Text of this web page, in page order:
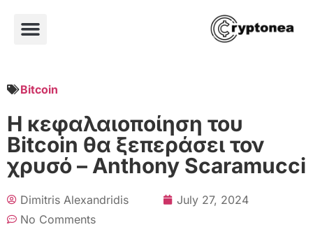
Bitcoin
Η κεφαλαιοποίηση του
Bitcoin θα ξεπεράσει τον
χρυσό – Anthony Scaramucci
Dimitris Alexandridis
July 27, 2024
No Comments